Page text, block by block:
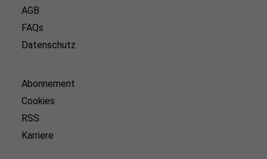
AGB
FAQs
Datenschutz
Abonnement
Cookies
RSS
Karriere